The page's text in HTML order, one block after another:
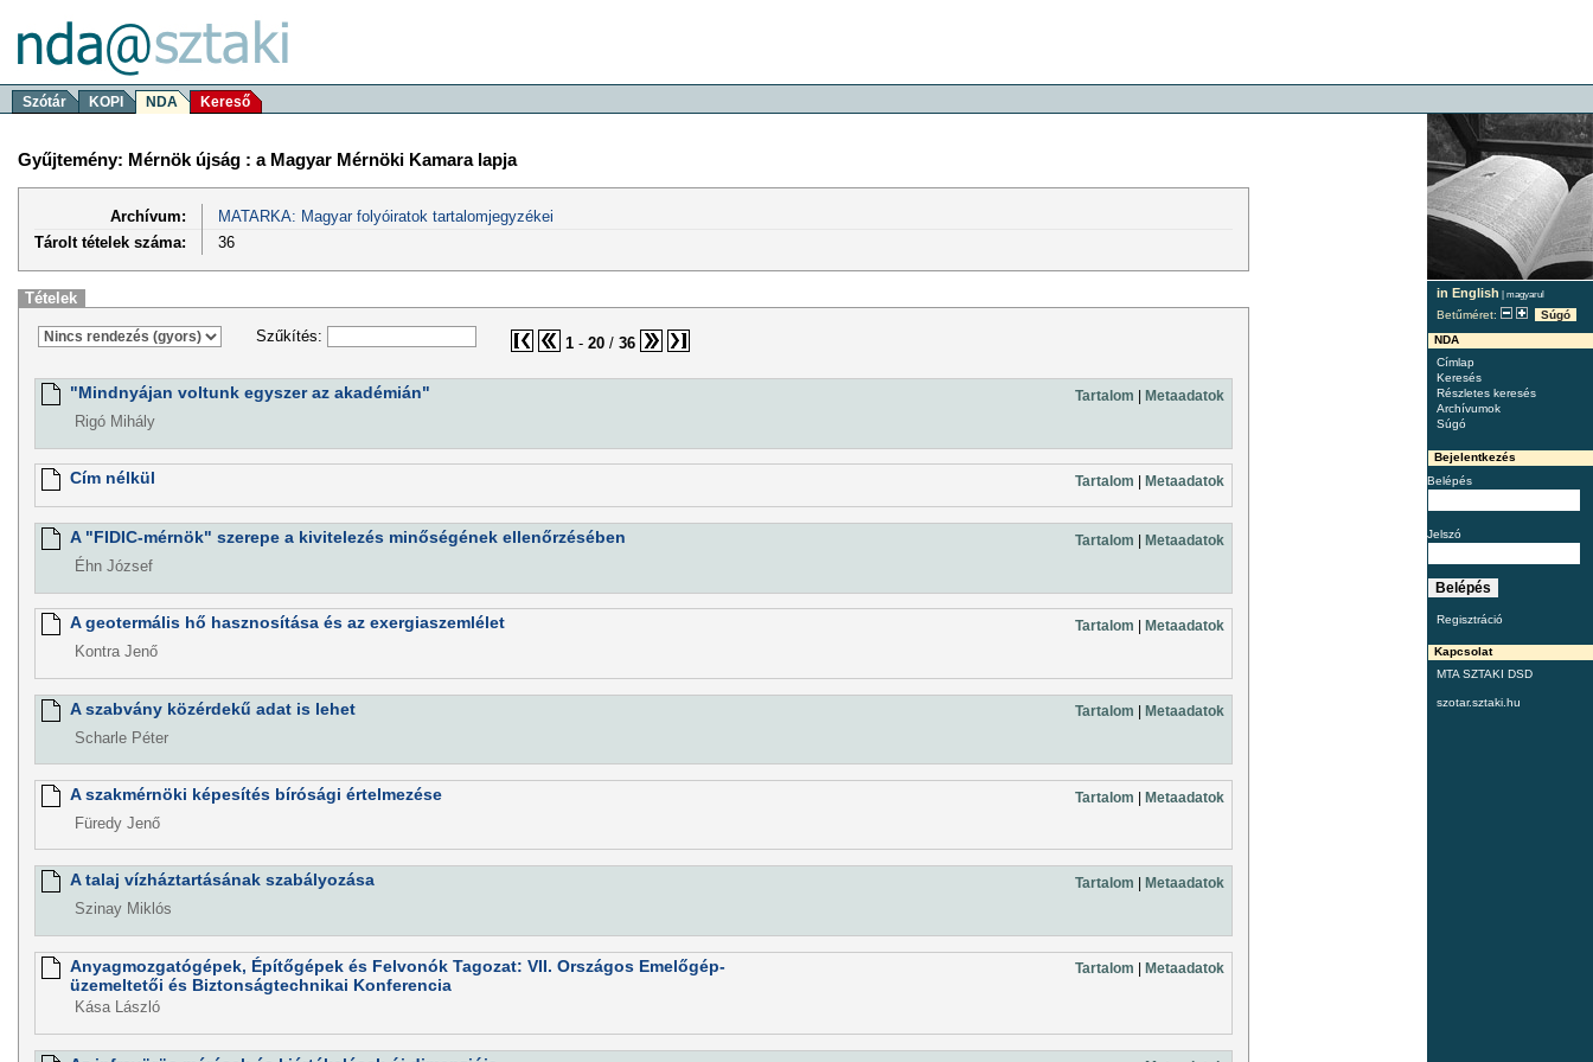
Szótár KOPI NDA Kereső
in English | magyarul
Betűméret:
Súgó
NDA
Címlap
Keresés
Részletes keresés
Archívumok
Súgó
Bejelentkezés
Belépés
Jelszó
Regisztráció
Kapcsolat
MTA SZTAKI DSD
szotar.sztaki.hu
Gyűjtemény: Mérnök újság : a Magyar Mérnöki Kamara lapja
Archívum:
MATARKA: Magyar folyóiratok tartalomjegyzékei
Tárolt tételek száma:
36
Tételek
Szűkítés: 1- 20/ 36
"Mindnyájan voltunk egyszer az akadémián" Tartalom | Metaadatok
Rigó Mihály
Cím nélkül Tartalom Metaadatok
A "FIDIC-mérnök" szerepe a kivitelezés minőségének ellenőrzésében Tartalom | Metaadatok
Éhn József
A geotermális hő hasznosítása és az exergiaszemlélet Tartalom Metaadatok
Kontra Jenő
A szabvány közérdekű adat is lehet Tartalom Metaadatok
Scharle Péter
A szakmérnöki képesítés bírósági értelmezése Tartalom | Metaadatok
Füredy Jenő
A talaj vízháztartásának szabályozása Tartalom | Metaadatok
Szinay Miklós
Anyagmozgatógépek, Építőgépek és Felvonók Tagozat: VII. Országos Emelőgép-
üzemeltetői és Biztonságtechnikai Konferencia
Tartalom Metaadatok
Kása László